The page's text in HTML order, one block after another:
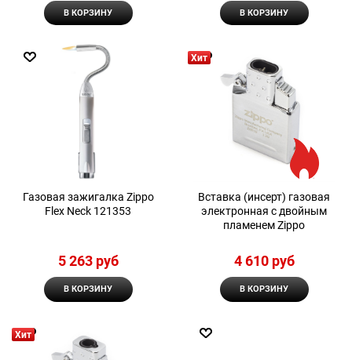
В КОРЗИНУ В КОРЗИНУ
Газовая зажигалка Zippo
Flex Neck 121353
5 263 руб
В КОРЗИНУ
Хит
Вставка (инсерт) газовая
электронная с двойным
пламенем Zippo
4 610 руб
В КОРЗИНУ
Хит